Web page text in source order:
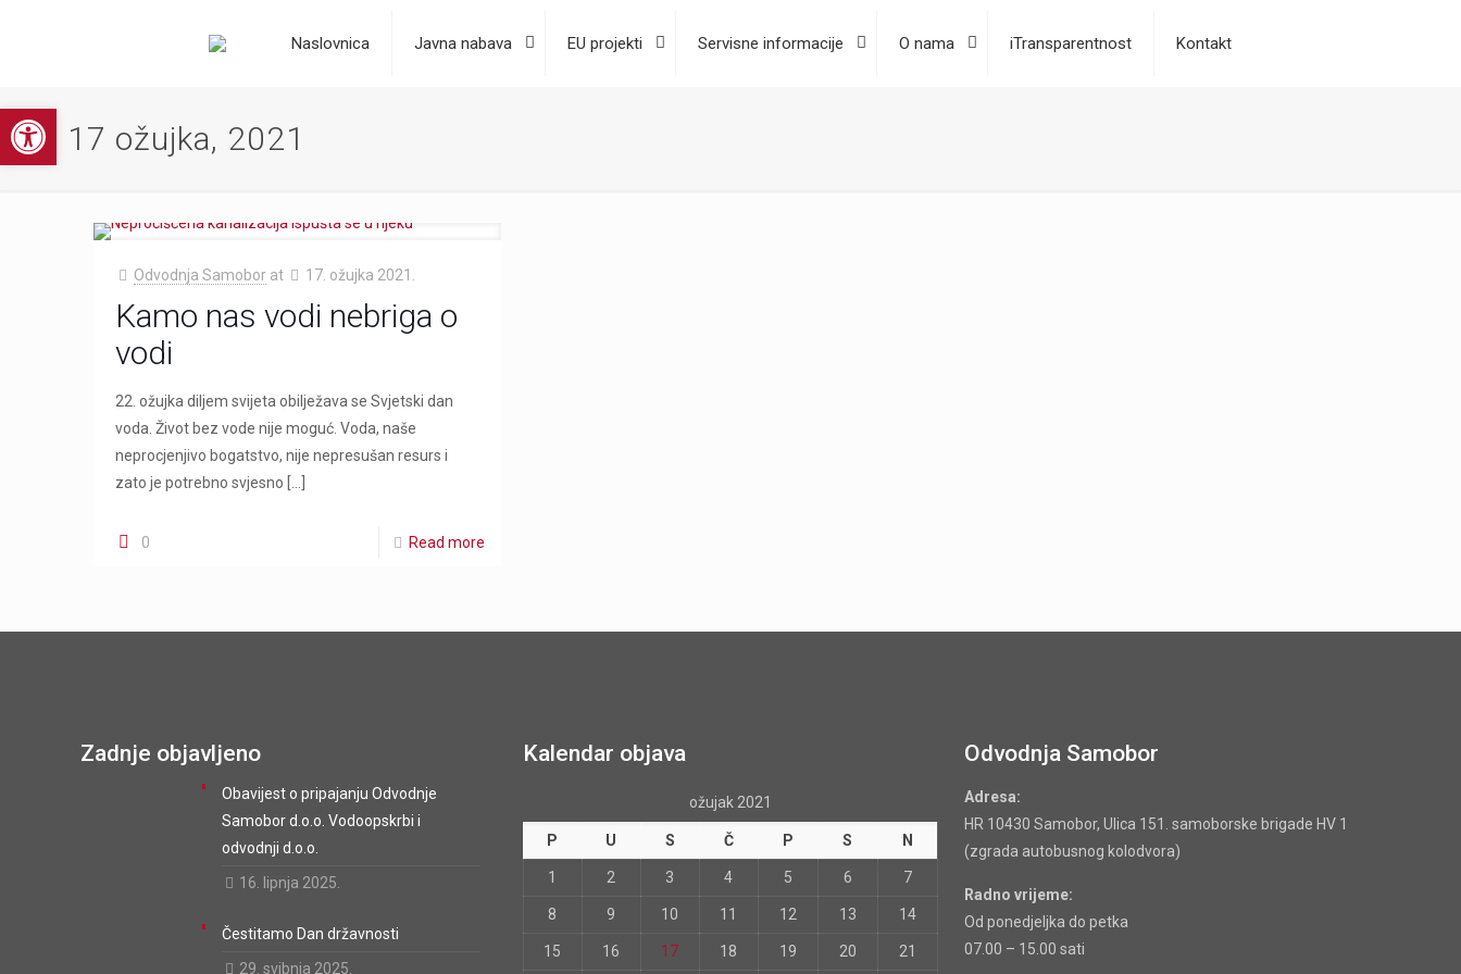
Open toolbar
Naslovnica Javna nabava EU projekti Servisne informacije O nama iTransparentnost Kontakt
17 ožujka, 2021
Odvodnja Samobor at 17. ožujka 2021.
Kamo nas vodi nebriga o
vodi
22. ožujka diljem svijeta obilježava se Svjetski dan
voda. Život bez vode nije moguć. Voda, naše
neprocjenjivo bogatstvo, nije nepresušan resurs i
zato je potrebno svjesno
0 Read more
Zadnje objavljeno
Obavijest o pripajanju Odvodnje
Samobor d.o.o. Vodoopskrbi i
odvodnji d.o.o.
16. lipnja 2025.
Čestitamo Dan državnosti
29. svibnja 2025.
Kalendar objava
ožujak 2021
P U S Č P S N
1 2 3 4 5 6 7
8 9 10 11 12 13 14
15 16 17 18 19 20 21
Odvodnja Samobor
Adresa:
HR 10430 Samobor, Ulica 151. samoborske brigade HV 1
(zgrada autobusnog kolodvora)
Radno vrijeme:
Od ponedjeljka do petka
07.00 – 15.00 sati